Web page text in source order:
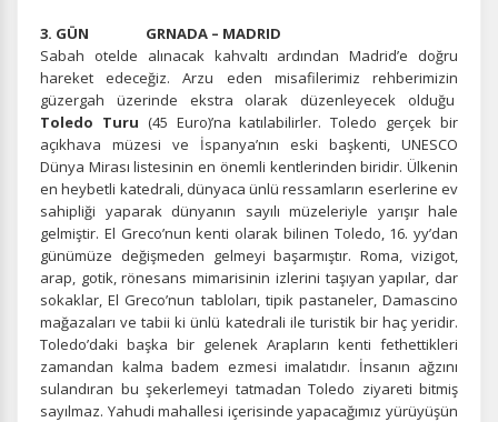
3. GÜN GRNADA – MADRID
Sabah otelde alınacak kahvaltı ardından Madrid’e doğru
hareket edeceğiz. Arzu eden misafilerimiz rehberimizin
güzergah üzerinde ekstra olarak düzenleyecek olduğu
Toledo Turu (45 Euro)’na katılabilirler. Toledo gerçek bir
açıkhava müzesi ve İspanya’nın eski başkenti, UNESCO
Dünya Mirası listesinin en önemli kentlerinden biridir. Ülkenin
en heybetli katedrali, dünyaca ünlü ressamların eserlerine ev
sahipliği yaparak dünyanın sayılı müzeleriyle yarışır hale
gelmiştir. El Greco’nun kenti olarak bilinen Toledo, 16. yy’dan
günümüze değişmeden gelmeyi başarmıştır. Roma, vizigot,
arap, gotik, rönesans mimarisinin izlerini taşıyan yapılar, dar
sokaklar, El Greco’nun tabloları, tipik pastaneler, Damascino
mağazaları ve tabii ki ünlü katedrali ile turistik bir haç yeridir.
Toledo’daki başka bir gelenek Arapların kenti fethettikleri
zamandan kalma badem ezmesi imalatıdır. İnsanın ağzını
sulandıran bu şekerlemeyi tatmadan Toledo ziyareti bitmiş
sayılmaz. Yahudi mahallesi içerisinde yapacağımız yürüyüşün